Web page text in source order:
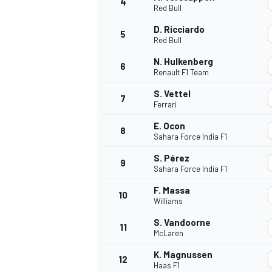
Red Bull
5 D. Ricciardo
Red Bull
6 N. Hulkenberg
Renault F1 Team
7 S. Vettel
Ferrari
8 E. Ocon
Sahara Force India F1
9 S. Pérez
Sahara Force India F1
10 F. Massa
Williams
11 S. Vandoorne
McLaren
12 K. Magnussen
Haas F1